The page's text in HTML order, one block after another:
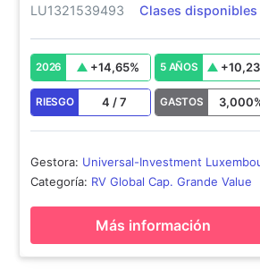
LU1321539493 Clases disponibles
2026 +14,65% 5 AÑOS +10,23
RIESGO 4 /7 GASTOS 3,000
Gestora: Universal-Investment
SA
Categoría: RV Global Cap. Grande Value
Más información